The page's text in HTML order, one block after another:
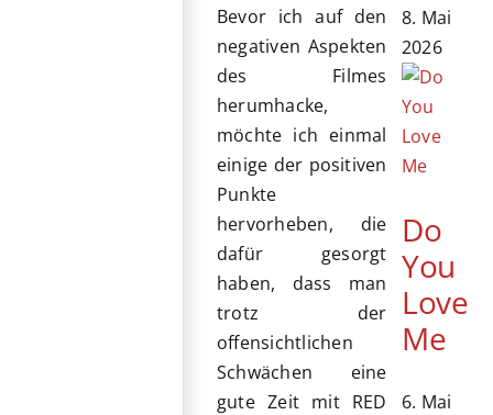
Bevor ich auf den
negativen Aspekten
des Filmes
herumhacke,
möchte ich einmal
einige der positiven
Punkte
hervorheben, die
dafür gesorgt
haben, dass man
trotz der
offensichtlichen
Schwächen eine
gute Zeit mit RED
8. Mai
2026
Do
You
Love
Me
6. Mai